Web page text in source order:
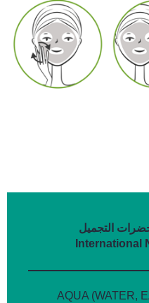
التجميل
International
AQUA (WATER,